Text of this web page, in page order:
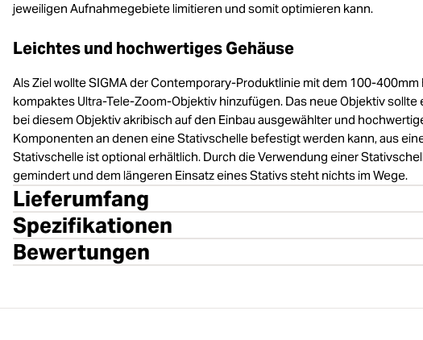
jeweiligen Aufnahmegebiete limitieren und somit optimieren kann.
Leichtes und hochwertiges Gehäuse
Als Ziel wollte SIGMA der Contemporary-Produktlinie mit dem 100-
kompaktes Ultra-Tele-Zoom-Objektiv hinzufügen. Das neue Objektiv
bei diesem Objektiv akribisch auf den Einbau ausgewählter und
Komponenten an denen eine Stativschelle befestigt werden kann, aus
Stativschelle ist optional erhältlich. Durch die Verwendung einer
gemindert und dem längeren Einsatz eines Stativs steht nichts im Wege.
Lieferumfang
Spezifikationen
Bewertungen